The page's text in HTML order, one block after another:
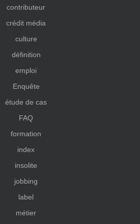
contributeur
crédit média
culture
définition
emploi
Enquête
étude de cas
FAQ
formation
index
insolite
jobbing
label
métier